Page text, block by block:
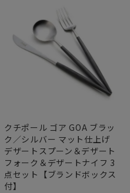
クチポール ゴア GOA ブラッ
ク／シルバー マット仕上げ
デザートスプーン＆デザート
フォーク＆デザートナイフ 3
点セット【ブランドボックス
付】